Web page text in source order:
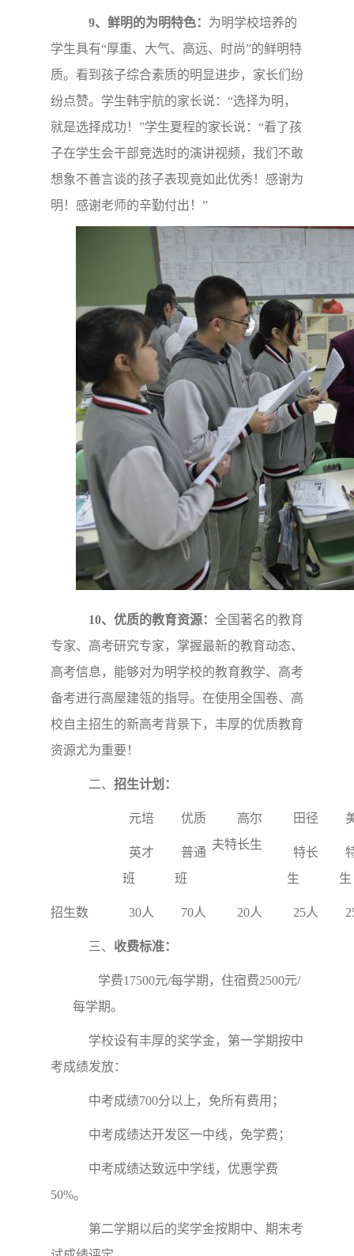
9、鲜明的为明特色： 为明学校培养的
学生具有“厚重、大气、高远、时尚”的鲜明特
质。看到孩子综合素质的明显进步，家长们纷
纷点赞。学生韩宇航的家长说：“选择为明，
就是选择成功！”学生夏程的家长说：“看了孩
子在学生会干部竞选时的演讲视频，我们不敢
想象不善言谈的孩子表现竟如此优秀！感谢为
明！感谢老师的辛勤付出！”
10、优质的教育资源： 全国著名的教育
专家、高考研究专家，掌握最新的教育动态、
高考信息，能够对为明学校的教育教学、高考
备考进行高屋建瓴的指导。在使用全国卷、高
校自主招生的新高考背景下，丰厚的优质教育
资源尤为重要！
二、 招生计划：
元培
英才
班
优质
普通
班
高尔
夫特长生
田径
特长
生
生
招生数 30人 70人 20人 25人
三、 收费标准：
学费17500元/每学期，住宿费2500元/
每学期。
学校设有丰厚的奖学金，第一学期按中
考成绩发放：
中考成绩700分以上，免所有费用；
中考成绩达开发区一中线，免学费；
中考成绩达致远中学线，优惠学费
50%。
第二学期以后的奖学金按期中、期末考